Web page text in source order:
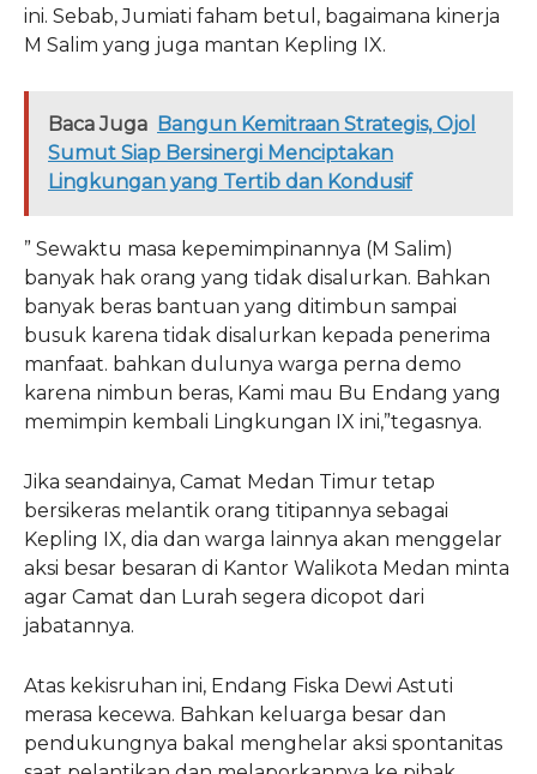
ini. Sebab, Jumiati faham betul, bagaimana kinerja
M Salim yang juga mantan Kepling IX.
Baca Juga Bangun Kemitraan Strategis, Ojol
Sumut Siap Bersinergi Menciptakan
Lingkungan yang Tertib dan Kondusif
” Sewaktu masa kepemimpinannya (M Salim)
banyak hak orang yang tidak disalurkan. Bahkan
banyak beras bantuan yang ditimbun sampai
busuk karena tidak disalurkan kepada penerima
manfaat. bahkan dulunya warga perna demo
karena nimbun beras, Kami mau Bu Endang yang
memimpin kembali Lingkungan IX ini,”tegasnya.
Jika seandainya, Camat Medan Timur tetap
bersikeras melantik orang titipannya sebagai
Kepling IX, dia dan warga lainnya akan menggelar
aksi besar besaran di Kantor Walikota Medan minta
agar Camat dan Lurah segera dicopot dari
jabatannya.
Atas kekisruhan ini, Endang Fiska Dewi Astuti
merasa kecewa. Bahkan keluarga besar dan
pendukungnya bakal menghelar aksi spontanitas